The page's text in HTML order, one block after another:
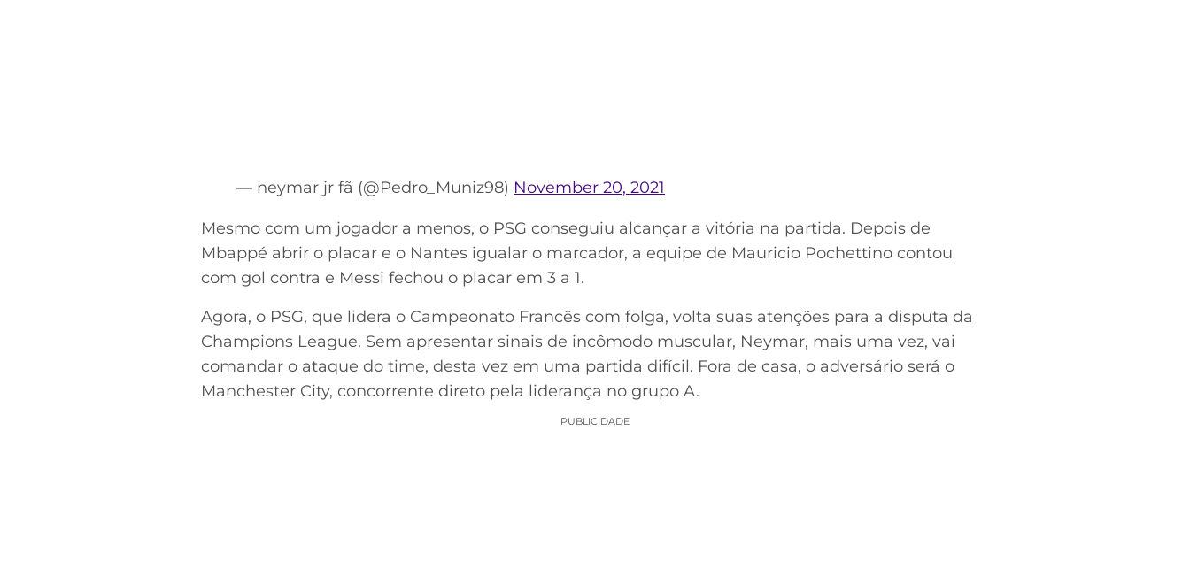
— neymar jr fã (@Pedro_Muniz98) November 20, 2021
Mesmo com um jogador a menos, o PSG conseguiu alcançar a vitória na partida. Depois de
Mbappé abrir o placar e o Nantes igualar o marcador, a equipe de Mauricio Pochettino contou
com gol contra e Messi fechou o placar em 3 a 1.
Agora, o PSG, que lidera o Campeonato Francês com folga, volta suas atenções para a disputa da
Champions League. Sem apresentar sinais de incômodo muscular, Neymar, mais uma vez, vai
comandar o ataque do time, desta vez em uma partida difícil. Fora de casa, o adversário será o
Manchester City, concorrente direto pela liderança no grupo A.
PUBLICIDADE